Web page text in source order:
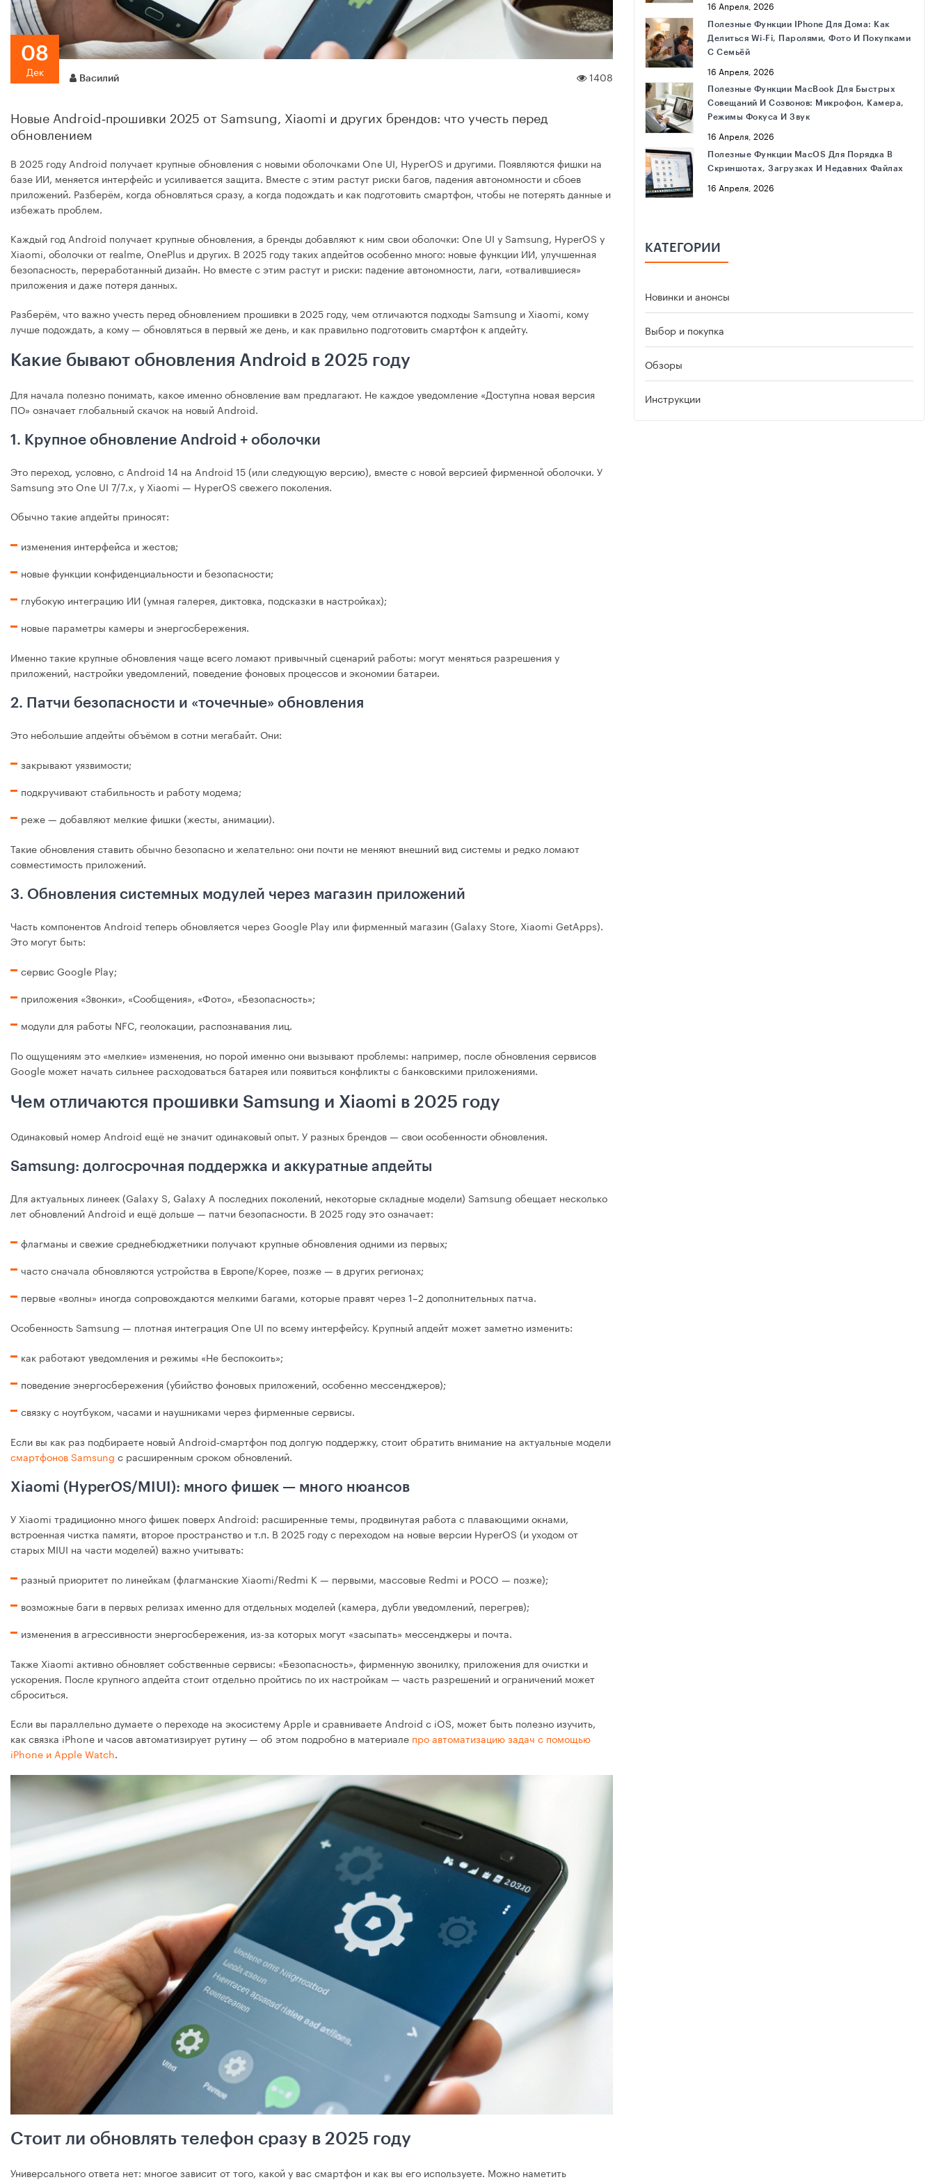
08
Дек Василий 1408
Новые Android‑прошивки 2025 от Samsung, Xiaomi и других брендов: что учесть перед
обновлением
В 2025 году Android получает крупные обновления с новыми оболочками One UI, HyperOS и другими. Появляются фишки на
базе ИИ, меняется интерфейс и усиливается защита. Вместе с этим растут риски багов, падения автономности и сбоев
приложений. Разберём, когда обновляться сразу, а когда подождать и как подготовить смартфон, чтобы не потерять данные и
избежать проблем.
Каждый год Android получает крупные обновления, а бренды добавляют к ним свои оболочки: One UI у Samsung, HyperOS у
Xiaomi, оболочки от realme, OnePlus и других. В 2025 году таких апдейтов особенно много: новые функции ИИ, улучшенная
безопасность, переработанный дизайн. Но вместе с этим растут и риски: падение автономности, лаги, «отвалившиеся»
приложения и даже потеря данных.
Разберём, что важно учесть перед обновлением прошивки в 2025 году, чем отличаются подходы Samsung и Xiaomi, кому
лучше подождать, а кому — обновляться в первый же день, и как правильно подготовить смартфон к апдейту.
Какие бывают обновления Android в 2025 году
Для начала полезно понимать, какое именно обновление вам предлагают. Не каждое уведомление «Доступна новая версия
ПО» означает глобальный скачок на новый Android.
1. Крупное обновление Android + оболочки
Это переход, условно, с Android 14 на Android 15 (или следующую версию), вместе с новой версией фирменной оболочки. У
Samsung это One UI 7/7.x, у Xiaomi — HyperOS свежего поколения.
Обычно такие апдейты приносят:
изменения интерфейса и жестов;
новые функции конфиденциальности и безопасности;
глубокую интеграцию ИИ (умная галерея, диктовка, подсказки в настройках);
новые параметры камеры и энергосбережения.
Именно такие крупные обновления чаще всего ломают привычный сценарий работы: могут меняться разрешения у
приложений, настройки уведомлений, поведение фоновых процессов и экономии батареи.
2. Патчи безопасности и «точечные» обновления
Это небольшие апдейты объёмом в сотни мегабайт. Они:
закрывают уязвимости;
подкручивают стабильность и работу модема;
реже — добавляют мелкие фишки (жесты, анимации).
Такие обновления ставить обычно безопасно и желательно: они почти не меняют внешний вид системы и редко ломают
совместимость приложений.
3. Обновления системных модулей через магазин приложений
Часть компонентов Android теперь обновляется через Google Play или фирменный магазин (Galaxy Store, Xiaomi GetApps).
Это могут быть:
сервис Google Play;
приложения «Звонки», «Сообщения», «Фото», «Безопасность»;
модули для работы NFC, геолокации, распознавания лиц.
По ощущениям это «мелкие» изменения, но порой именно они вызывают проблемы: например, после обновления сервисов
Google может начать сильнее расходоваться батарея или появиться конфликты с банковскими приложениями.
Чем отличаются прошивки Samsung и Xiaomi в 2025 году
Одинаковый номер Android ещё не значит одинаковый опыт. У разных брендов — свои особенности обновления.
Samsung: долгосрочная поддержка и аккуратные апдейты
Для актуальных линеек (Galaxy S, Galaxy A последних поколений, некоторые складные модели) Samsung обещает несколько
лет обновлений Android и ещё дольше — патчи безопасности. В 2025 году это означает:
флагманы и свежие среднебюджетники получают крупные обновления одними из первых;
часто сначала обновляются устройства в Европе/Корее, позже — в других регионах;
первые «волны» иногда сопровождаются мелкими багами, которые правят через 1–2 дополнительных патча.
Особенность Samsung — плотная интеграция One UI по всему интерфейсу. Крупный апдейт может заметно изменить:
как работают уведомления и режимы «Не беспокоить»;
поведение энергосбережения (убийство фоновых приложений, особенно мессенджеров);
связку с ноутбуком, часами и наушниками через фирменные сервисы.
Если вы как раз подбираете новый Android‑смартфон под долгую поддержку, стоит обратить внимание на актуальные модели
смартфонов Samsung с расширенным сроком обновлений.
Xiaomi (HyperOS/MIUI): много фишек — много нюансов
У Xiaomi традиционно много фишек поверх Android: расширенные темы, продвинутая работа с плавающими окнами,
встроенная чистка памяти, второе пространство и т.п. В 2025 году с переходом на новые версии HyperOS (и уходом от
старых MIUI на части моделей) важно учитывать:
разный приоритет по линейкам (флагманские Xiaomi/Redmi K — первыми, массовые Redmi и POCO — позже);
возможные баги в первых релизах именно для отдельных моделей (камера, дубли уведомлений, перегрев);
изменения в агрессивности энергосбережения, из-за которых могут «засыпать» мессенджеры и почта.
Также Xiaomi активно обновляет собственные сервисы: «Безопасность», фирменную звонилку, приложения для очистки и
ускорения. После крупного апдейта стоит отдельно пройтись по их настройкам — часть разрешений и ограничений может
сброситься.
Если вы параллельно думаете о переходе на экосистему Apple и сравниваете Android с iOS, может быть полезно изучить,
как связка iPhone и часов автоматизирует рутину — об этом подробно в материале про автоматизацию задач с помощью
iPhone и Apple Watch.
Стоит ли обновлять телефон сразу в 2025 году
Универсального ответа нет: многое зависит от того, какой у вас смартфон и как вы его используете. Можно наметить
16 Апреля, 2026
Полезные Функции IPhone Для Дома: Как
Делиться Wi‑Fi, Паролями, Фото И Покупками
С Семьёй
16 Апреля, 2026
Полезные Функции MacBook Для Быстрых
Совещаний И Созвонов: Микрофон, Камера,
Режимы Фокуса И Звук
16 Апреля, 2026
Полезные Функции MacOS Для Порядка В
Скриншотах, Загрузках И Недавних Файлах
16 Апреля, 2026
КАТЕГОРИИ
Новинки и анонсы
Выбор и покупка
Обзоры
Инструкции
Apple iPhone Air
от 72 990 руб.
Apple iPhone 17
от 71 990 руб.
Apple iPhone 16 Pro Max
от 88 990 руб.